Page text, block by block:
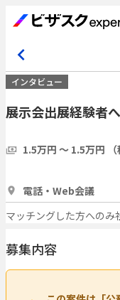
インタビュー
展示会出展経験者
1.5万円 〜 1.5万円 （
電話・Web会議
マッチングした方へのみ
募集内容